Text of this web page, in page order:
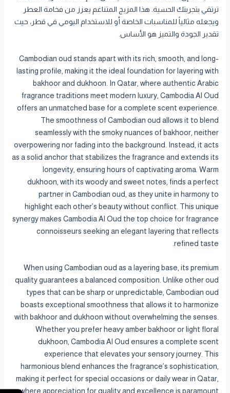
ترتقي بتجربتك الحسية. هذا المزيج المتناغم يعزز من فخامة العطر
ويجعله مثالياً للمناسبات الخاصة أو للاستخدام اليومي في قطر، حيث
تقدير الجودة والتميز هو الأساس.
Cambodian oud stands apart with its rich, smooth, and long-
lasting profile, making it the ideal foundation for layering with
bakhoor and dukhoon. In Qatar, where authentic Arabic
fragrance traditions meet modern luxury, Cambodia Al Oud
offers an unmatched base for a complete scent experience.
The smoothness of Cambodian oud allows it to blend
seamlessly with the smoky nuances of bakhoor, neither
overpowering nor fading into the background. Instead, it acts
as a solid anchor that stabilizes the fragrance and extends its
longevity, ensuring hours of captivating aroma. Warm
dukhoon, with its woody and sweet notes, finds a perfect
partner in Cambodian oud, as they unite in harmony to
highlight each other’s beauty without conflict. This unique
synergy makes Cambodia Al Oud the top choice for fragrance
connoisseurs seeking an elegant layering that reflects
refined taste.
When using Cambodian oud as a layering base, its premium
quality guarantees a balanced composition. Unlike other oud
types that can be sharp or unpredictable, Cambodian oud
boasts exceptional smoothness that allows it to harmonize
with bakhoor and dukhoon without overwhelming the senses.
Whether you prefer heavy amber bakhoor or light floral
dukhoon, Cambodia Al Oud ensures a complete scent
experience that elevates your sensory journey. This
harmonious blend enhances the fragrance’s sophistication,
making it perfect for special occasions or daily wear in Qatar,
where appreciation for quality and excellence is paramount.